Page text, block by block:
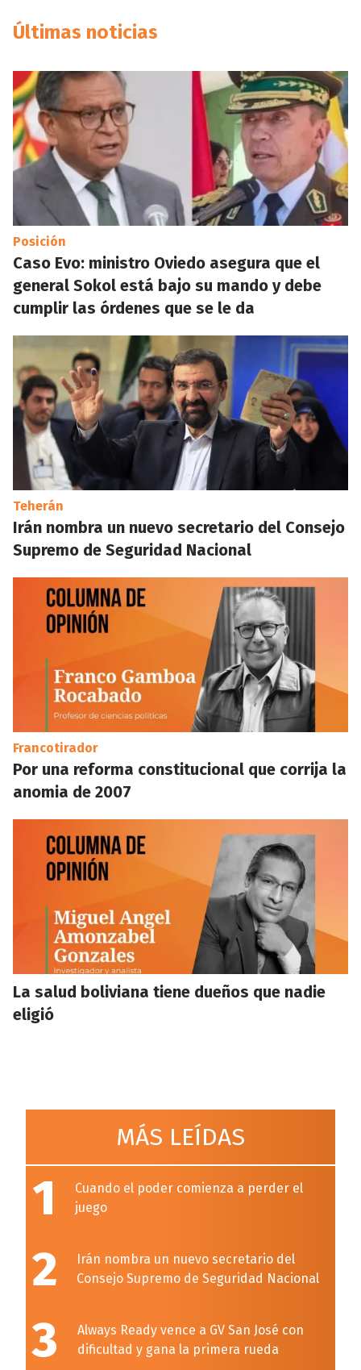
Últimas noticias
Posición
Caso Evo: ministro Oviedo asegura que el
general Sokol está bajo su mando y debe
cumplir las órdenes que se le da
Teherán
Irán nombra un nuevo secretario del Consejo
Supremo de Seguridad Nacional
Francotirador
Por una reforma constitucional que corrija la
anomia de 2007
La salud boliviana tiene dueños que nadie
eligió
MÁS LEÍDAS
1
Cuando el poder comienza a perder el
juego
2
Irán nombra un nuevo secretario del
Consejo Supremo de Seguridad Nacional
3
Always Ready vence a GV San José con
dificultad y gana la primera rueda